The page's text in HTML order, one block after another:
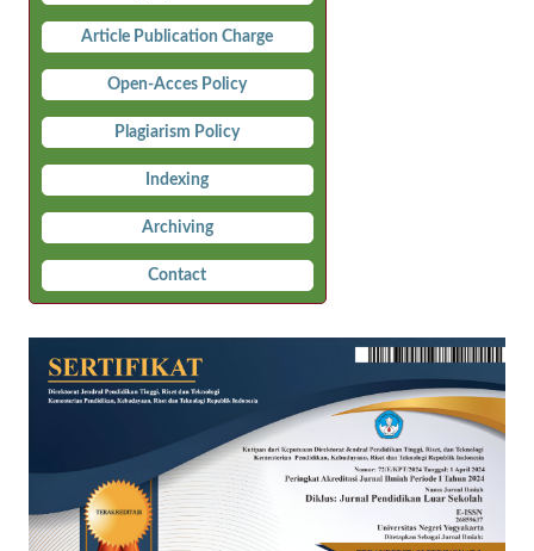
Article Publication Charge
Open-Acces Policy
Plagiarism Policy
Indexing
Archiving
Contact